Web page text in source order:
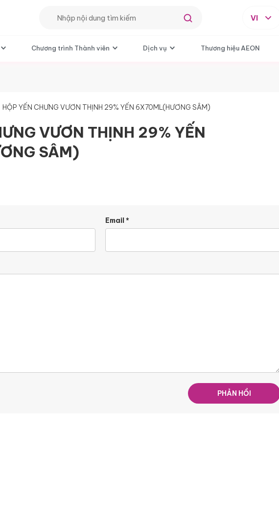
VI
Chương trình Thành viên Dịch vụ Thương hiệu AEON
HỘP YẾN CHƯNG VƯƠN THỊNH 29% YẾN 6X70ML(HƯƠNG SÂM)
VƯƠN THỊNH 29% YẾN
SÂM)
Email*